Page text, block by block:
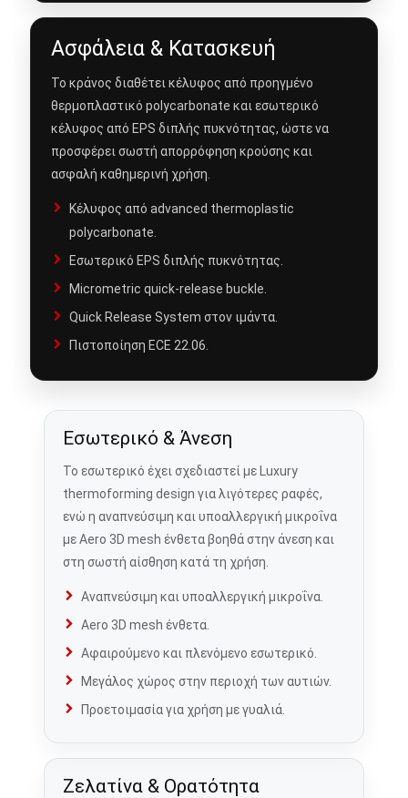
Ασφάλεια & Κατασκευή
Το κράνος διαθέτει κέλυφος από προηγμένο
θερμοπλαστικό polycarbonate και εσωτερικό
κέλυφος από EPS διπλής πυκνότητας, ώστε να
προσφέρει σωστή απορρόφηση κρούσης και
ασφαλή καθημερινή χρήση.
Κέλυφος από advanced thermoplastic
polycarbonate.
Εσωτερικό EPS διπλής πυκνότητας.
Micrometric quick-release buckle.
Quick Release System στον ιμάντα.
Πιστοποίηση ECE 22.06.
Ζελατίνα & Ορατότητα
Εσωτερικό & Άνεση
Το εσωτερικό έχει σχεδιαστεί με Luxury
thermoforming design για λιγότερες ραφές,
ενώ η αναπνεύσιμη και υποαλλεργική μικροΐνα
με Aero 3D mesh ένθετα βοηθά στην άνεση και
στη σωστή αίσθηση κατά τη χρήση.
Αναπνεύσιμη και υποαλλεργική μικροΐνα.
Aero 3D mesh ένθετα.
Αφαιρούμενο και πλενόμενο εσωτερικό.
Μεγάλος χώρος στην περιοχή των αυτιών.
Προετοιμασία για χρήση με γυαλιά.